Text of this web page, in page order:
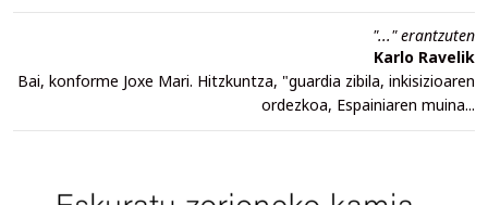
"..." erantzuten
Karlo Ravelik
Bai, konforme Joxe Mari. Hitzkuntza, "guardia zibila, inkisizioaren
ordezkoa, Espainiaren muina...